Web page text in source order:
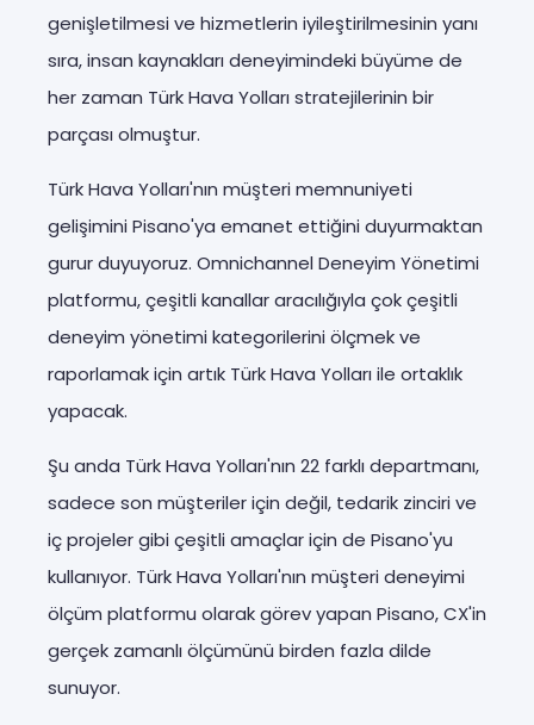
genişletilmesi ve hizmetlerin iyileştirilmesinin yanı
sıra, insan kaynakları deneyimindeki büyüme de
her zaman Türk Hava Yolları stratejilerinin bir
parçası olmuştur.
Türk Hava Yolları'nın müşteri memnuniyeti
gelişimini Pisano'ya emanet ettiğini duyurmaktan
gurur duyuyoruz. Omnichannel Deneyim Yönetimi
platformu, çeşitli kanallar aracılığıyla çok çeşitli
deneyim yönetimi kategorilerini ölçmek ve
raporlamak için artık Türk Hava Yolları ile ortaklık
yapacak.
Şu anda Türk Hava Yolları'nın 22 farklı departmanı,
sadece son müşteriler için değil, tedarik zinciri ve
iç projeler gibi çeşitli amaçlar için de Pisano'yu
kullanıyor. Türk Hava Yolları'nın müşteri deneyimi
ölçüm platformu olarak görev yapan Pisano, CX'in
gerçek zamanlı ölçümünü birden fazla dilde
sunuyor.